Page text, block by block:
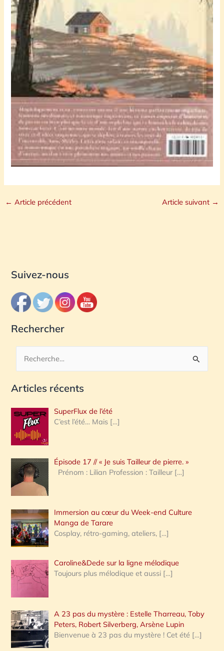
← Article précédent Article suivant →
Suivez-nous
Rechercher
c
e
r
c
h
e
:
Articles récents
SuperFlux de l’été
C’est l’été… Mais […]
Épisode 17 // « Je suis Tailleur de pierre. »
Prénom : Lilian Profession : Tailleur […]
Immersion au cœur du Week-end Culture
Manga de Tarare
Cosplay, rétro-gaming, ateliers, […]
Caroline&Dede sur la ligne mélodique
Toujours plus mélodique et aussi […]
A 23 pas du mystère : Estelle Tharreau, Toby
Peters, Robert Silverberg, Arsène Lupin
Bienvenue à 23 pas du mystère ! Cet été […]